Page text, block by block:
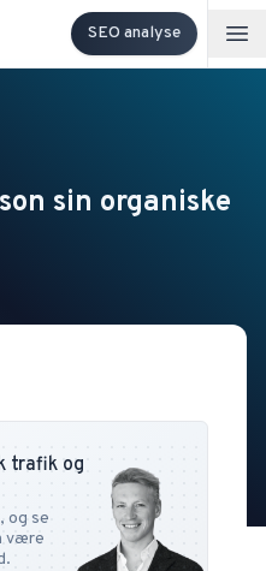
SEO analyse
sin organiske
trafik og
og se
være